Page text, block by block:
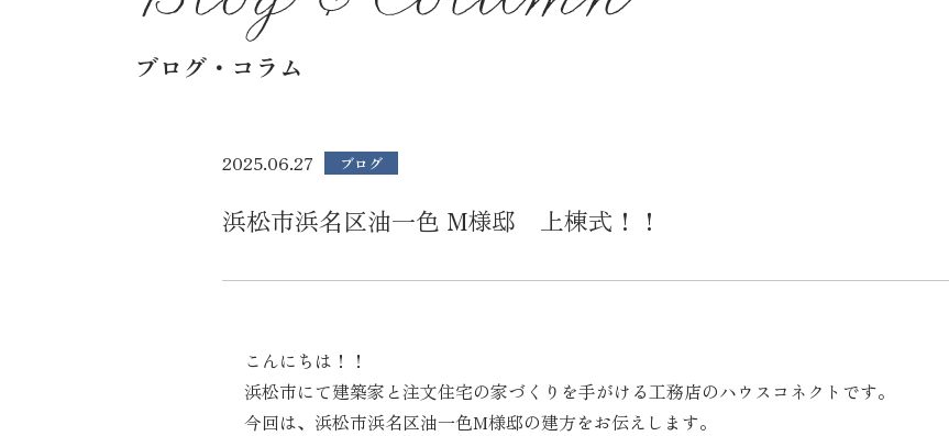
ブログ・コラム
2025.06.27 ブログ
浜松市浜名区油一色 M様邸 上棟式！！
こんにちは！！
浜松市にて建築家と注文住宅の家づくりを手がける工務店のハウスコネクトです。
今回は、浜松市浜名区油一色M様邸の建方をお伝えします。